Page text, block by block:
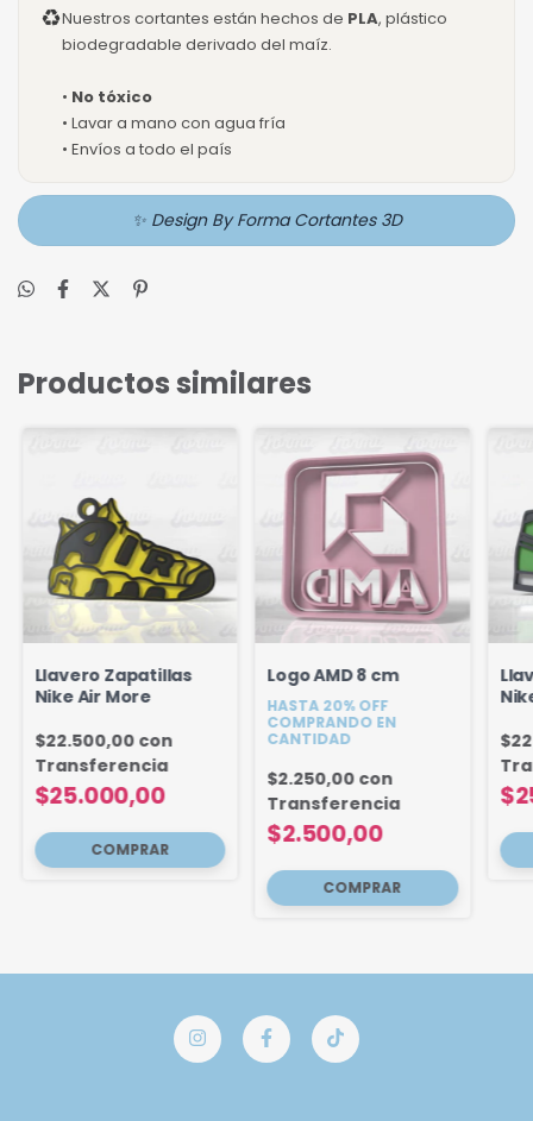
♻Nuestros cortantes están hechos de PLA, plástico
biodegradable derivado del maíz.
• No tóxico
• Lavar a mano con agua fría
• Envíos a todo el país
✨ Design By Forma Cortantes 3D
Productos similares
Llavero Zapatillas
Nike Air More
$25.000,00
$22.500,00 con
Transferencia
Logo AMD 8 cm
HASTA 20% OFF
COMPRANDO EN
CANTIDAD
$2.500,00
$2.250,00 con
Transferencia